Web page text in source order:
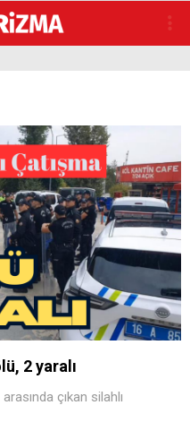
2 yaralı
çıkan silahlı